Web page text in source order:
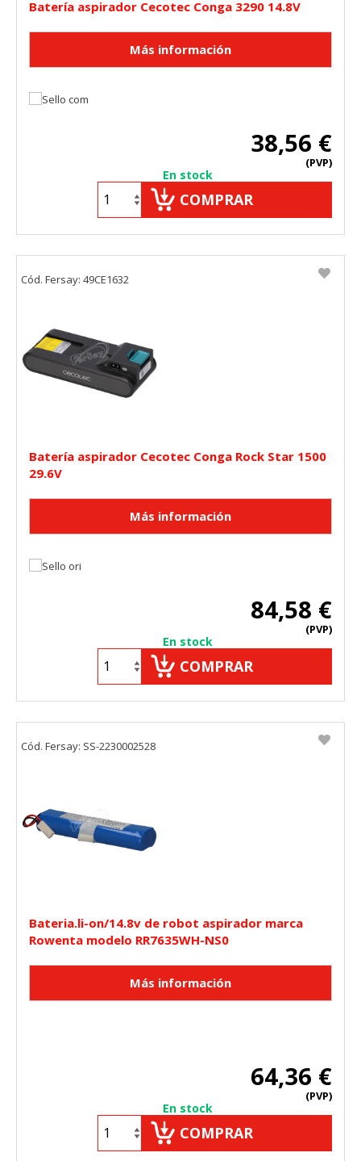
Batería aspirador Cecotec Conga 3290 14.8V
38,56 €
(PVP)
En stock
COMPRAR
Batería aspirador Cecotec Conga Rock Star 1500
29.6V
84,58 €
(PVP)
En stock
COMPRAR
Cód. Fersay: 49CE1632
Bateria.li-on/14.8v de robot aspirador marca
Rowenta modelo RR7635WH-NS0
64,36 €
(PVP)
En stock
COMPRAR
Cód. Fersay: SS-2230002528